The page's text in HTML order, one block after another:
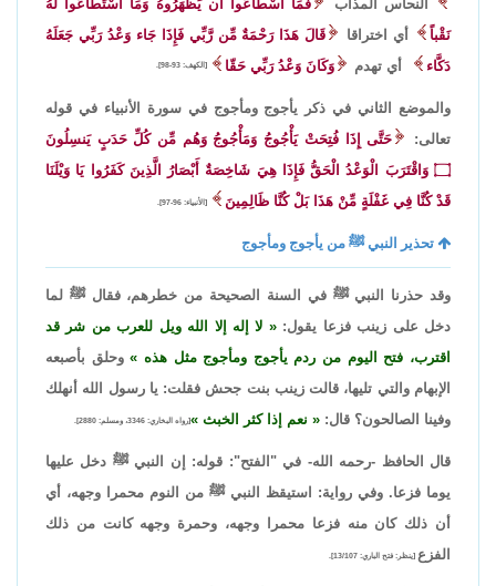
النحاس المذاب
فَمَا اسْطَاعُوا أَن يَظْهَرُوهُ وَمَا اسْتَطَاعُوا لَهُ
نَقْباً
أي اختراقا
قَالَ هَذَا رَحْمَةٌ مِّن رَّبِّي فَإِذَا جَاء وَعْدُ رَبِّي جَعَلَهُ
دَكَّاء
أي تهدم وَكَانَ وَعْدُ رَبِّي حَقّا [الكهف: 93-98].
والموضع الثاني في ذكر يأجوج ومأجوج في سورة الأنبياء في قوله
تعالى:
حَتَّى إِذَا فُتِحَتْ يَأْجُوجُ وَمَأْجُوجُ وَهُم مِّن كُلِّ حَدَبٍ يَنسِلُونَ
۝ وَاقْتَرَبَ الْوَعْدُ الْحَقُّ فَإِذَا هِيَ شَاخِصَةٌ أَبْصَارُ الَّذِينَ كَفَرُوا يَا وَيْلَنَا
قَدْ كُنَّا فِي غَفْلَةٍ مِّنْ هَذَا بَلْ كُنَّا ظَالِمِينَ
[الأنبياء: 96-97].
تحذير النبي ﷺ من يأجوج ومأجوج
وقد حذرنا النبي ﷺ في السنة الصحيحة من خطرهم، فقال ﷺ لما
دخل على زينب فزعا يقول:
لا إله إلا الله ويل للعرب من شر قد
اقترب، فتح اليوم من ردم يأجوج ومأجوج مثل هذه
وحلق بأصبعه
الإبهام والتي تليها، قالت زينب بنت جحش فقلت: يا رسول الله أنهلك
وفينا الصالحون؟ قال:
نعم إذا كثر الخبث [رواه البخاري: 3346، ومسلم: 2880].
قال الحافظ -رحمه الله- في "الفتح": قوله: إن النبي ﷺ دخل عليها
يوما فزعا. وفي رواية: استيقظ النبي ﷺ من النوم محمرا وجهه، أي
أن ذلك كان منه فزعا محمرا وجهه، وحمرة وجهه كانت من ذلك
الفزع [ينظر: فتح الباري: 13/107].